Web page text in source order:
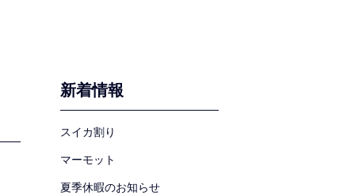
新着情報
スイカ割り
マーモット
夏季休暇のお知らせ